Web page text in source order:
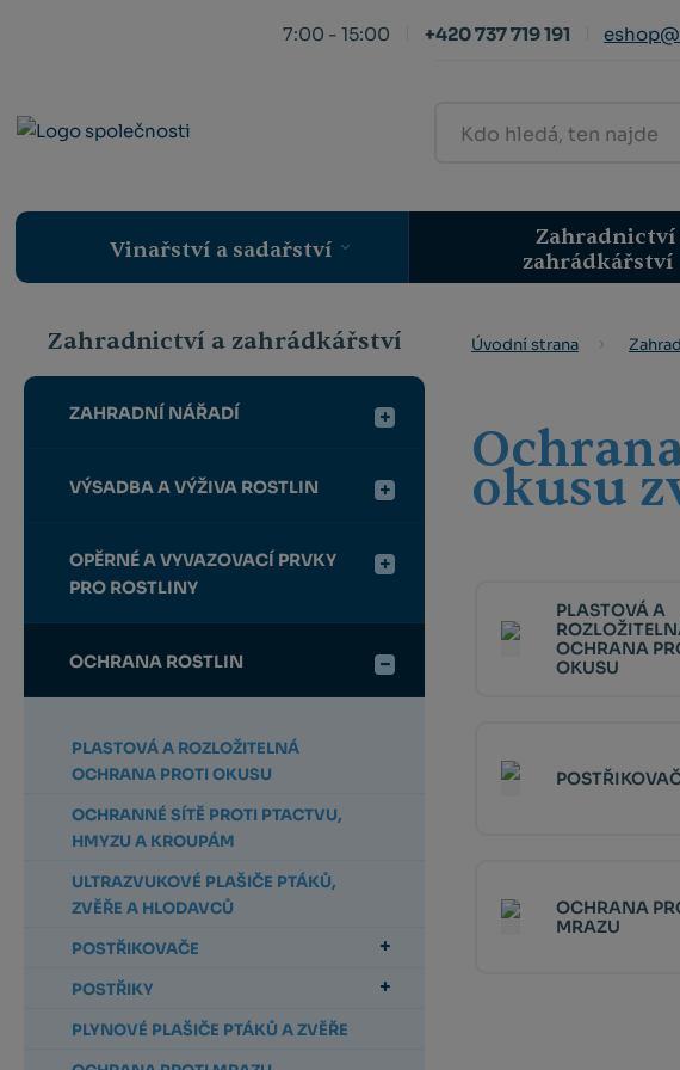
7:00 - 15:00 +420 737 719 191
hledá,
Vinařství a sadařství
Zahradnictví
zahrádkářství
Úvodní strana
okusu
PLASTOVÁ A
OCHRANA
OKUSU
OCHRANA
MRAZU
Zahradnictví a zahrádkářství
ZAHRADNÍ NÁŘADÍ
VÝSADBA A VÝŽIVA ROSTLIN
OPĚRNÉ A VYVAZOVACÍ PRVKY
PRO ROSTLINY
OCHRANA ROSTLIN
PLASTOVÁ A ROZLOŽITELNÁ
OCHRANA PROTI OKUSU
OCHRANNÉ SÍTĚ PROTI PTACTVU,
HMYZU A KROUPÁM
ULTRAZVUKOVÉ PLAŠIČE PTÁKŮ,
ZVĚŘE A HLODAVCŮ
POSTŘIKOVAČE
POSTŘIKY
PLYNOVÉ PLAŠIČE PTÁKŮ A ZVĚŘE